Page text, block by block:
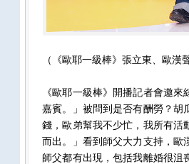
（《歐耶一級棒》張立東、歐漢
《歐耶一級棒》開播記者會邀
嘉賓。」被問到是否有酬勞？胡
錢，歐弟幫我不少忙，我所有活
而出。」看到師父大力支持，歐
師父都有出現，包括我離婚很沮